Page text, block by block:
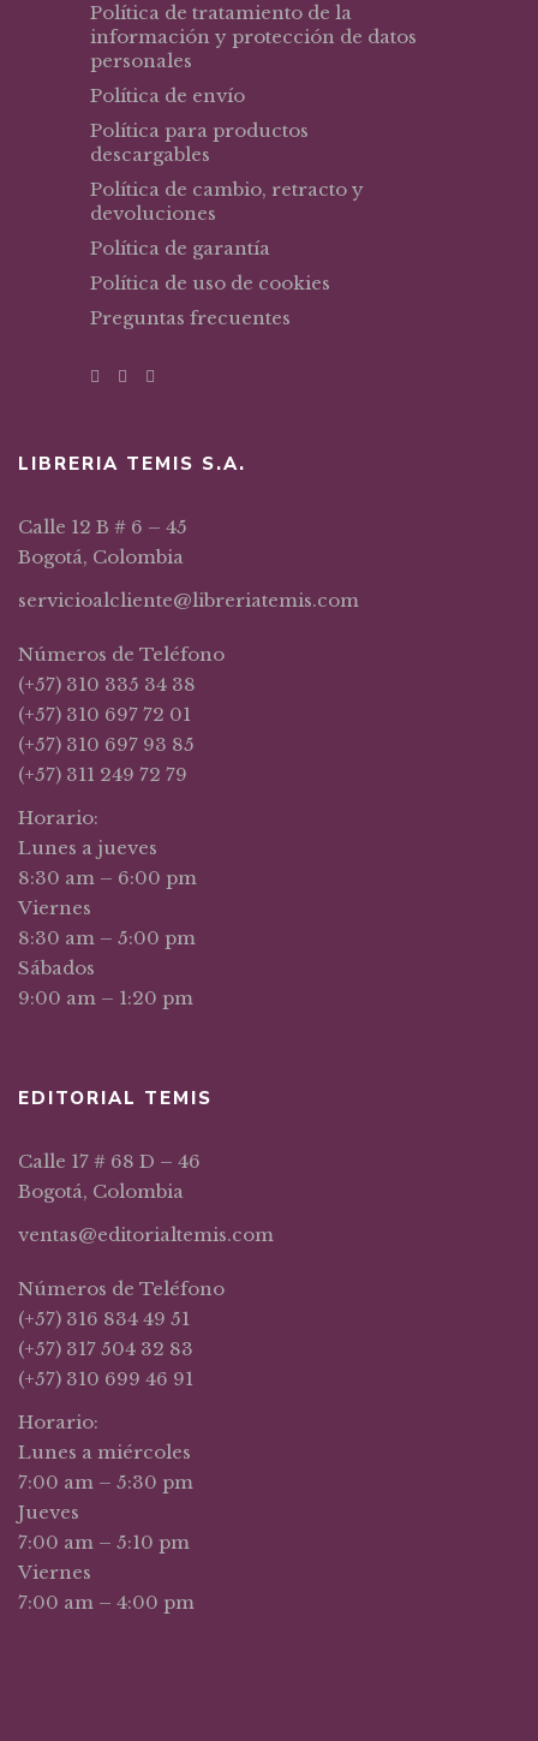
Política de tratamiento de la
información y protección de datos
personales
Política de envío
Política para productos
descargables
Política de cambio, retracto y
devoluciones
Política de garantía
Política de uso de cookies
Preguntas frecuentes
LIBRERIA TEMIS S.A.
Calle 12 B # 6 – 45
Bogotá, Colombia
servicioalcliente@libreriatemis.com
Números de Teléfono
(+57) 310 335 34 38
(+57) 310 697 72 01
(+57) 310 697 93 85
(+57) 311 249 72 79
Horario:
Lunes a jueves
8:30 am – 6:00 pm
Viernes
8:30 am – 5:00 pm
Sábados
9:00 am – 1:20 pm
EDITORIAL TEMIS
Calle 17 # 68 D – 46
Bogotá, Colombia
ventas@editorialtemis.com
Números de Teléfono
(+57) 316 834 49 51
(+57) 317 504 32 83
(+57) 310 699 46 91
Horario:
Lunes a miércoles
7:00 am – 5:30 pm
Jueves
7:00 am – 5:10 pm
Viernes
7:00 am – 4:00 pm